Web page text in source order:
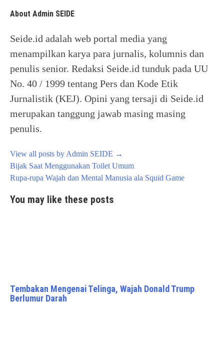
About Admin SEIDE
Seide.id adalah web portal media yang
menampilkan karya para jurnalis, kolumnis dan
penulis senior. Redaksi Seide.id tunduk pada UU
No. 40 / 1999 tentang Pers dan Kode Etik
Jurnalistik (KEJ). Opini yang tersaji di Seide.id
merupakan tanggung jawab masing masing
penulis.
View all posts by Admin SEIDE →
Post
navigation
Bijak Saat Menggunakan Toilet Umum
Rupa-rupa Wajah dan Mental Manusia ala Squid Game
You may like these posts
Tembakan Mengenai Telinga, Wajah Donald Trump
Berlumur Darah